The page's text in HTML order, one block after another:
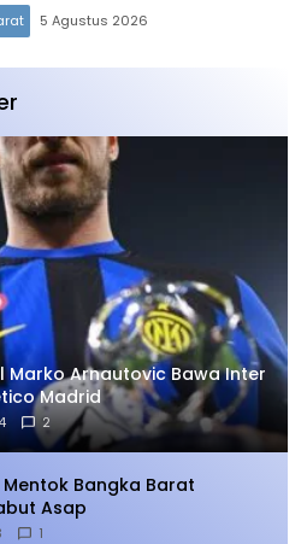
5 Agustus 2026
Marko Arnautovic Bawa Inter
Madrid
2
Bangka Barat
Asap
1